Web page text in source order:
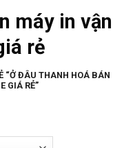
máy in vận
rẻ
“Ở ĐÂU THANH HOÁ BÁN
GIÁ RẺ”